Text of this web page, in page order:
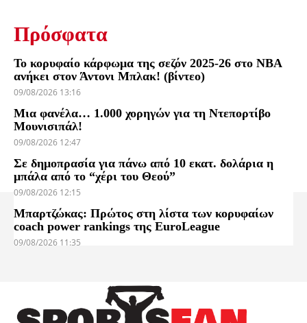
Πρόσφατα
Το κορυφαίο κάρφωμα της σεζόν 2025-26 στο NBA
ανήκει στον Άντονι Μπλακ! (βίντεο)
09/08/2026 13:16
Μια φανέλα… 1.000 χορηγών για τη Ντεπορτίβο
Μουνισιπάλ!
09/08/2026 12:47
Σε δημοπρασία για πάνω από 10 εκατ. δολάρια η
μπάλα από το “χέρι του Θεού”
09/08/2026 12:15
Μπαρτζώκας: Πρώτος στη λίστα των κορυφαίων
coach power rankings της EuroLeague
09/08/2026 11:35